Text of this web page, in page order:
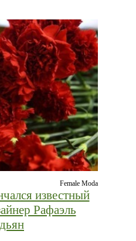
Female Moda
известный
Рафаэль